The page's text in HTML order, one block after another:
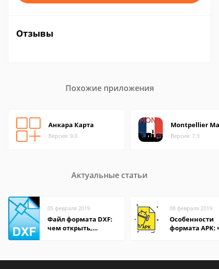
Отзывы
Похожие приложения
Анкара Карта
Версия: 9.0
Montpellier
Версия: 7.3
Актуальные статьи
05 февраля 2019
Файл формата DXF:
чем открыть,
08 февраля 2019
Особенности
формата APK: